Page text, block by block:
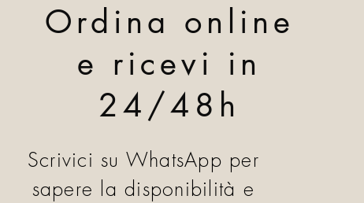
Ordina online
e ricevi in
24/48h
Scrivici su WhatsApp per
sapere la disponibilità e